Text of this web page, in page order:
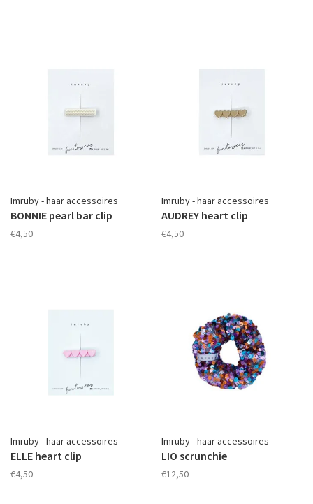
Imruby - haar accessoires
BONNIE pearl bar clip
€4,50
Imruby - haar accessoires
AUDREY heart clip
€4,50
Imruby - haar accessoires
ELLE heart clip
€4,50
Imruby - haar accessoires
LIO scrunchie
€12,50